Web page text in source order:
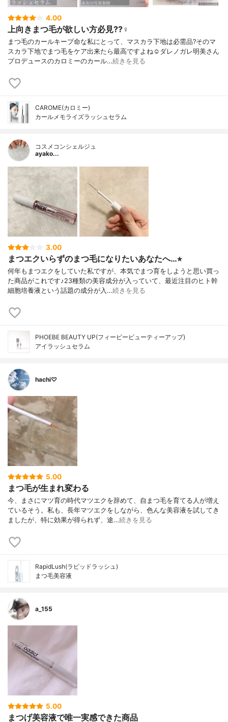
4.00
上向きまつ毛が欲しい方必見??‍♀️
まつ毛のカールキープ命な私にとって、マスカラ下地は必需品?そのマ
スカラ下地でまつ毛をケア出来たら最高ですよね☺️ダレノガレ明美さん
プロデュースのカロミーのカール…続きを見る
CAROME(カロミー)
カールメモライズラッシュセラム
コスメコンシェルジュ
ayako...
3.00
まつエクいらずのまつ毛になりたいあなたへ…⭐︎
何年もまつエクをしていた私ですが、本気でまつ育をしようと思い買っ
た商品がこれです♪23種類の美容成分が入っていて、最近注目のヒト幹
細胞培養液という話題の成分が入…続きを見る
PHOEBE BEAUTY UP(フィービービューティーアップ)
アイラッシュセラム
hachi♡
5.00
まつ毛が生まれ変わる
今、まさにマツ育の時代マツエクを辞めて、自まつ毛を育てる人が増え
ているそう。私も、長年マツエクをしながら、色んな美容液を試してき
ましたが、特に効果が得られず、途…続きを見る
RapidLush(ラピッドラッシュ)
まつ毛美容液
a_155
5.00
まつげ美容液で唯一実感できた商品